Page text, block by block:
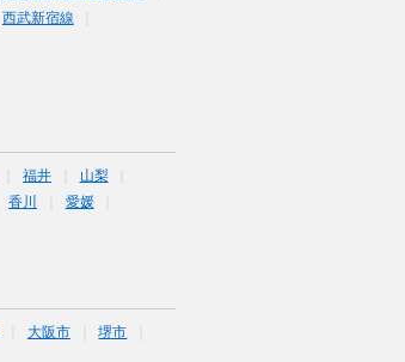
西武新宿線
福井
山梨
香川
愛媛
大阪市
堺市